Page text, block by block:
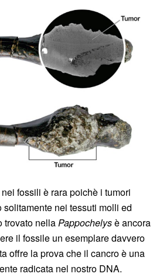
fossili è rara poichè i tumori
nei tessuti molli ed
trovato nellaPappochelysè ancora
il fossile un esemplare davvero
offre la prova che il cancro è una
radicata nel nostro DNA.